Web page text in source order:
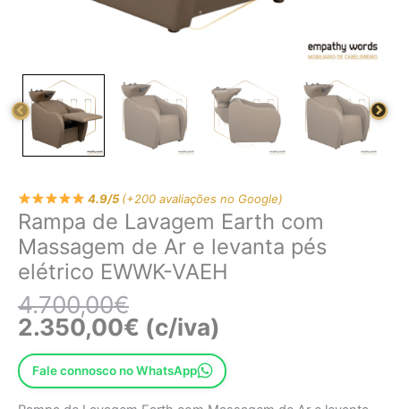
4.9/5(+200 avaliações no Google)
Rampa de Lavagem Earth com
Massagem de Ar e levanta pés
elétrico EWWK-VAEH
4.700,00€
2.350,00€ (c/iva)
Fale connosco no WhatsApp